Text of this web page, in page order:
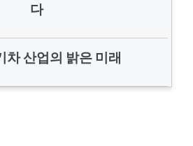
다
차 산업의 밝은 미래